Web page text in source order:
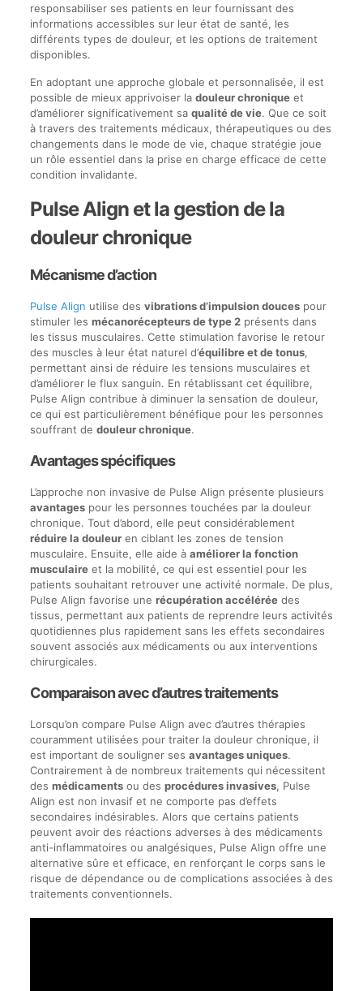
responsabiliser ses patients en leur fournissant des
informations accessibles sur leur état de santé, les
différents types de douleur, et les options de traitement
disponibles.
En adoptant une approche globale et personnalisée, il est
possible de mieux apprivoiser la douleur chroniqueet
d’améliorer significativement sa qualité de vie. Que ce soit
à travers des traitements médicaux, thérapeutiques ou des
changements dans le mode de vie, chaque stratégie joue
un rôle essentiel dans la prise en charge efficace de cette
condition invalidante.
Pulse Align et la gestion de la
douleur chronique
Mécanisme d’action
Pulse Align utilise des vibrations d’impulsion doucespour
stimuler les mécanorécepteurs de type 2présents dans
les tissus musculaires. Cette stimulation favorise le retour
des muscles à leur état naturel d’équilibre et de tonus,
permettant ainsi de réduire les tensions musculaires et
d’améliorer le flux sanguin. En rétablissant cet équilibre,
Pulse Align contribue à diminuer la sensation de douleur,
ce qui est particulièrement bénéfique pour les personnes
souffrant de douleur chronique.
Avantages spécifiques
L’approche non invasive de Pulse Align présente plusieurs
avantagespour les personnes touchées par la douleur
chronique. Tout d’abord, elle peut considérablement
réduire la douleuren ciblant les zones de tension
musculaire. Ensuite, elle aide à améliorer la fonction
musculaireet la mobilité, ce qui est essentiel pour les
patients souhaitant retrouver une activité normale. De plus,
Pulse Align favorise une récupération accéléréedes
tissus, permettant aux patients de reprendre leurs activités
quotidiennes plus rapidement sans les effets secondaires
souvent associés aux médicaments ou aux interventions
chirurgicales.
Comparaison avec d’autres traitements
Lorsqu’on compare Pulse Align avec d’autres thérapies
couramment utilisées pour traiter la douleur chronique, il
est important de souligner ses avantages uniques.
Contrairement à de nombreux traitements qui nécessitent
des médicamentsou des procédures invasives, Pulse
Align est non invasif et ne comporte pas d’effets
secondaires indésirables. Alors que certains patients
peuvent avoir des réactions adverses à des médicaments
anti-inflammatoires ou analgésiques, Pulse Align offre une
alternative sûre et efficace, en renforçant le corps sans le
risque de dépendance ou de complications associées à des
traitements conventionnels.